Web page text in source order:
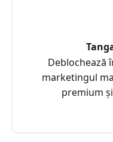
Deblochează
marketingul
premium